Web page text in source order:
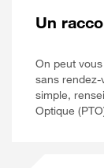
Un
On peut
sans rendez-
simple,
Optique